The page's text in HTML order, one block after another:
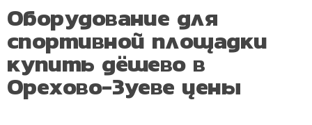
Оборудование для
спортивной площадки
купить дёшево в
Орехово-Зуеве цены